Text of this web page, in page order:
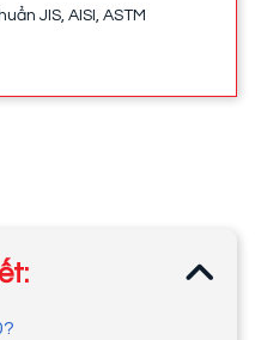
JIS, AISI, ASTM